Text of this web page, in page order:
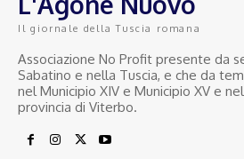
Il giornale della Tuscia romana
Associazione No Profit presente da
Sabatino e nella Tuscia, e che da
nel Municipio XIV e Municipio XV e
provincia di Viterbo.